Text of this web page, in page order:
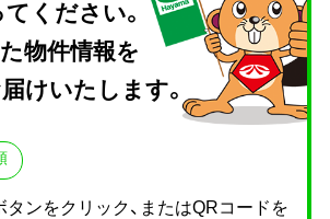
ください。
物件情報を
けいたします。
タンをクリック、またはQRコードを